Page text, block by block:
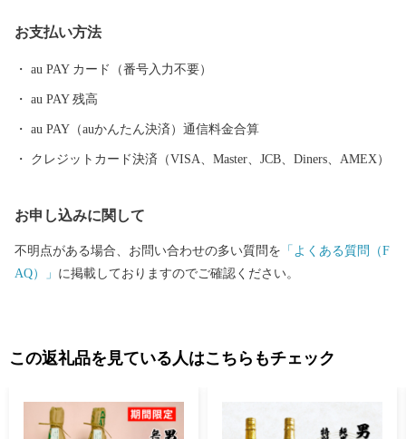
は山形市が有する映像文化を育む環境が高い評価を受け、日本で
である山形交響楽団が活動しています。 平成３１年４月には中核
市に移行し、保健所を開設するなど、県都としても発展を続けて
お支払い方法
au PAY カード（番号入力不要）
au PAY 残高
au PAY（auかんたん決済）通信料金合算
クレジットカード決済（VISA、Master、JCB、Diners、AMEX）
お申し込みに関して
不明点がある場合、お問い合わせの多い質問を 「よくある質問（F
AQ）」 に掲載しておりますのでご確認ください。
この返礼品を見ている人はこちらもチェック